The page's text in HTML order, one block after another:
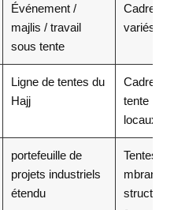
Événement /
majlis / travail
sous tente
Cadres
variés
Ligne de tentes du
Hajj
Cadres
tente
locaux
portefeuille de
projets industriels
étendu
Tentes/
mbranes